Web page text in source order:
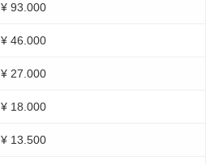
¥ 93.000
¥ 46.000
¥ 27.000
¥ 18.000
¥ 13.500